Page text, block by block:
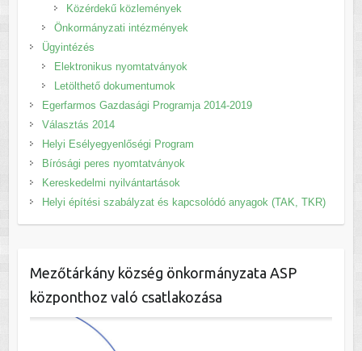
Közérdekű közlemények
Önkormányzati intézmények
Ügyintézés
Elektronikus nyomtatványok
Letölthető dokumentumok
Egerfarmos Gazdasági Programja 2014-2019
Választás 2014
Helyi Esélyegyenlőségi Program
Bírósági peres nyomtatványok
Kereskedelmi nyilvántartások
Helyi építési szabályzat és kapcsolódó anyagok (TAK, TKR)
Mezőtárkány község önkormányzata ASP
központhoz való csatlakozása